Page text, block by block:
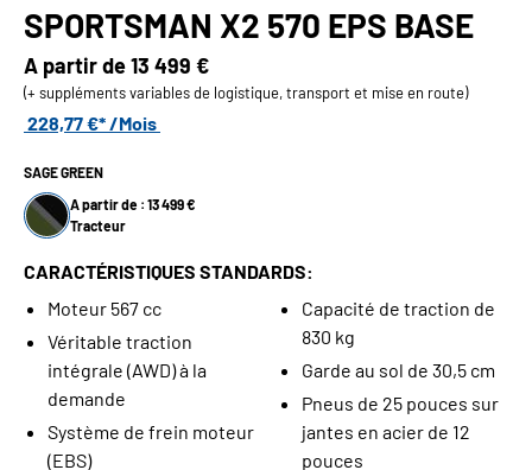
SPORTSMAN X2 570 EPS BASE
A partir de13 499 €
(+ suppléments variables de logistique, transport et mise en route)
228,77 €* /Mois
SAGE GREEN
A partir de : 13 499 €
Tracteur
CARACTÉRISTIQUES STANDARDS:
Moteur 567 cc
Véritable traction
intégrale (AWD) à la
demande
Système de frein moteur
(EBS)
Capacité de traction de
830 kg
Garde au sol de 30,5 cm
Pneus de 25 pouces sur
jantes en acier de 12
pouces